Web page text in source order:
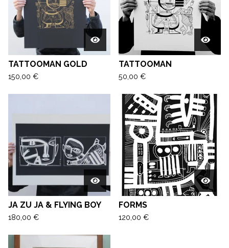
TATTOOMAN GOLD
150,00 €
TATTOOMAN
50,00 €
JA ZU JA & FLYING BOY
180,00 €
FORMS
120,00 €